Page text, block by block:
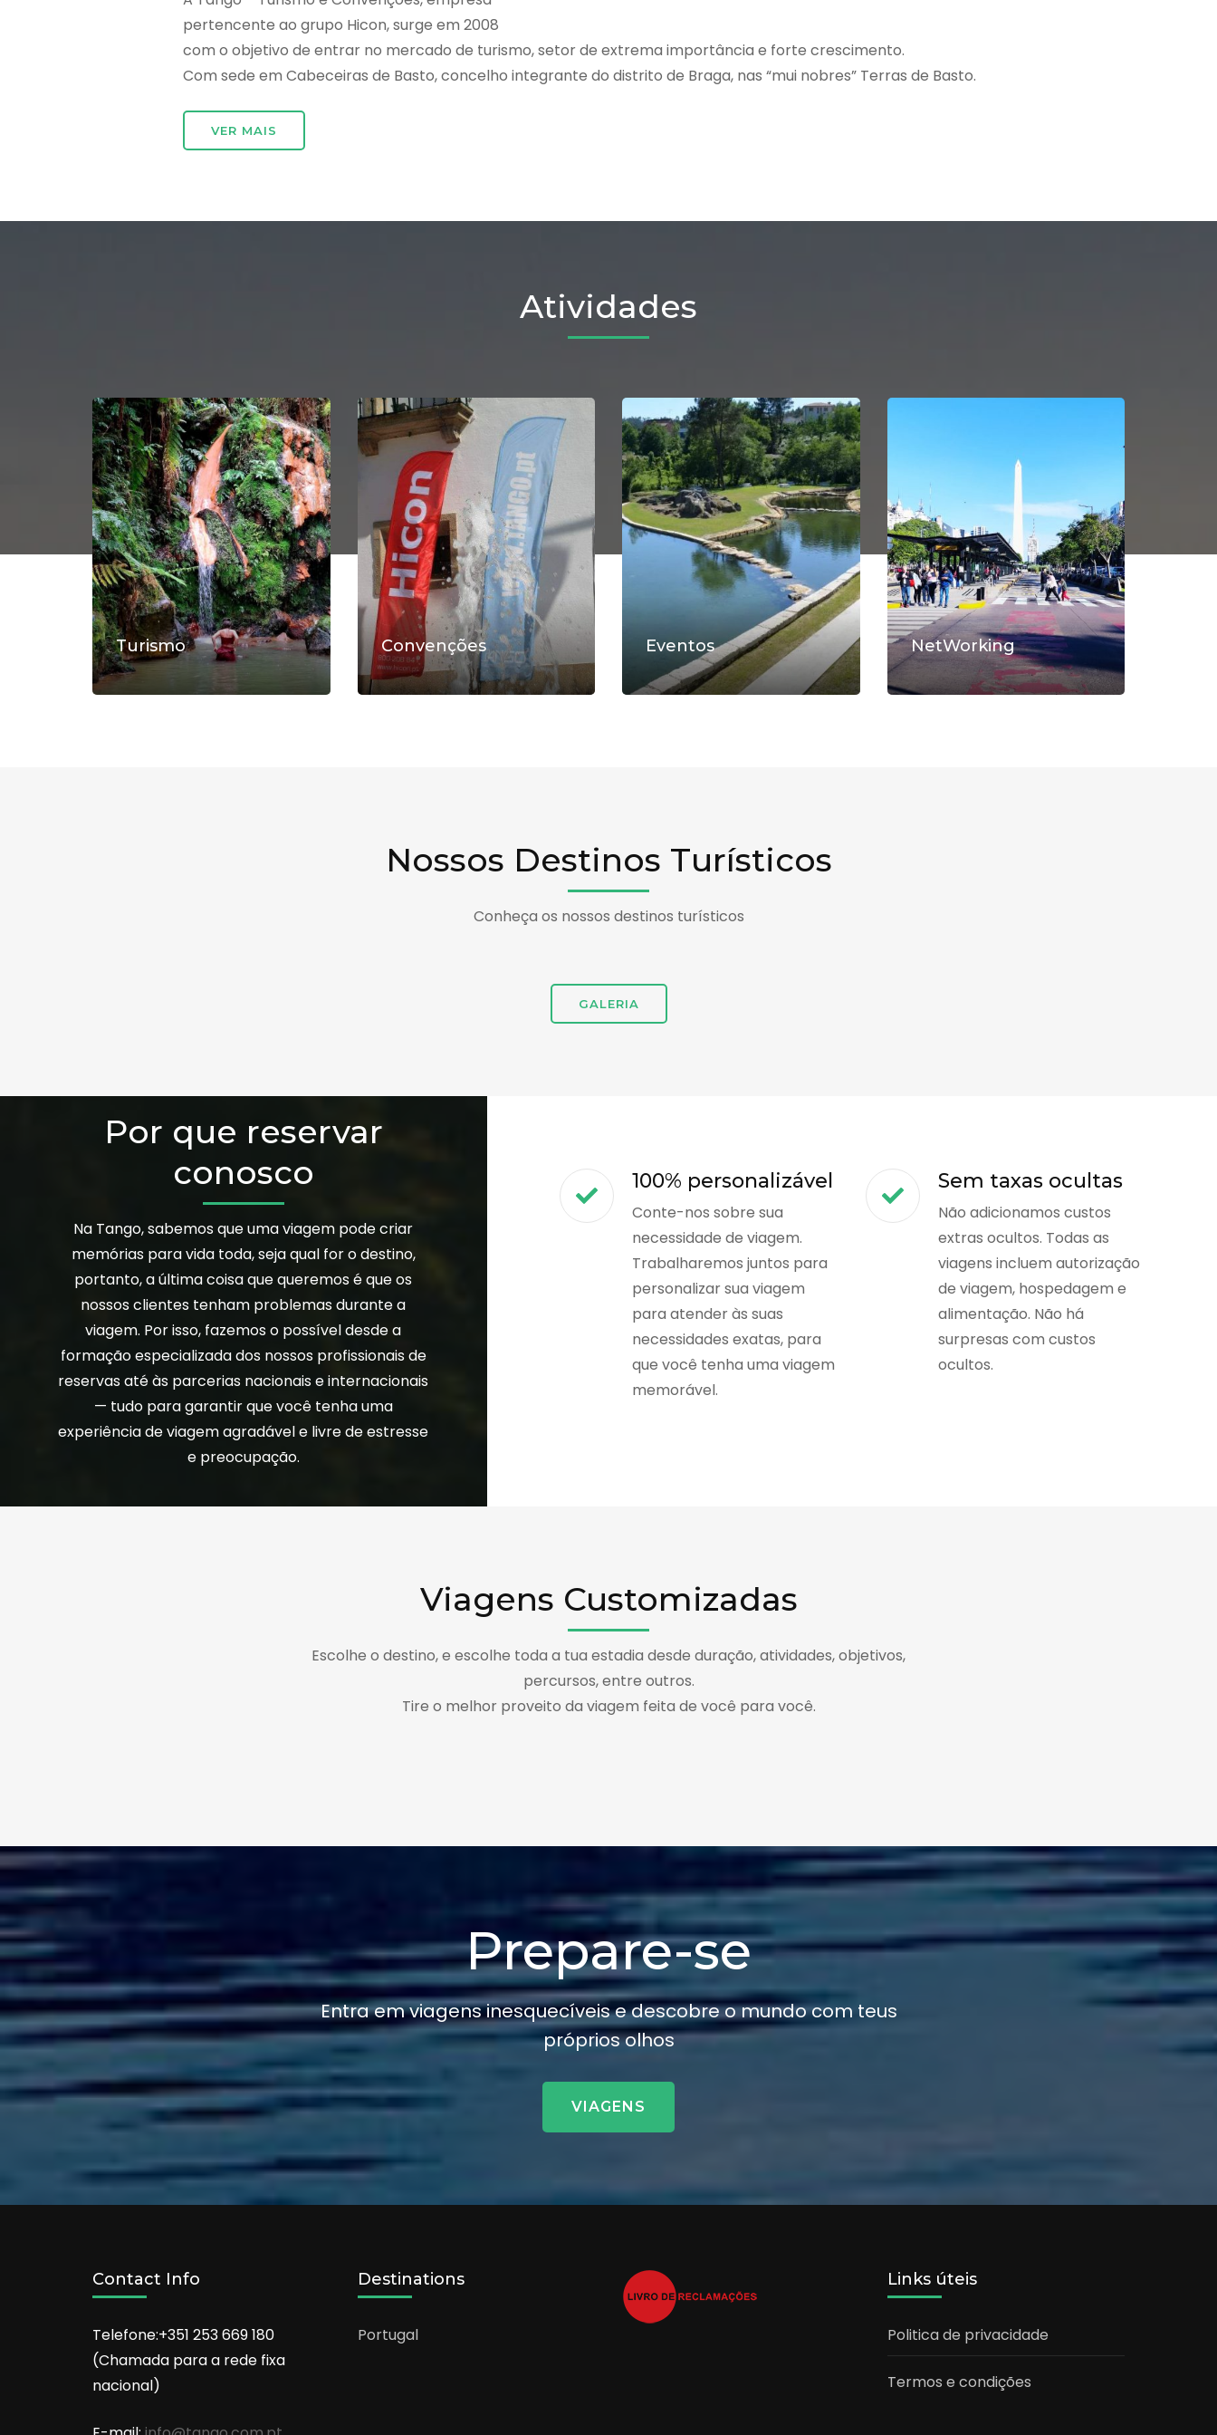
pertencente ao grupo Hicon, surge em 2008
com o objetivo de entrar no mercado de turismo, setor de extrema importância e forte crescimento.
Com sede em Cabeceiras de Basto, concelho integrante do distrito de Braga, nas “mui nobres” Terras de Basto.
VER MAIS
Atividades
Turismo Convenções Eventos NetWorking
Nossos Destinos Turísticos
Conheça os nossos destinos turísticos
GALERIA
Por que reservar
conosco
Na Tango, sabemos que uma viagem pode criar
memórias para vida toda, seja qual for o destino,
portanto, a última coisa que queremos é que os
nossos clientes tenham problemas durante a
viagem. Por isso, fazemos o possível desde a
formação especializada dos nossos profissionais de
reservas até às parcerias nacionais e internacionais
— tudo para garantir que você tenha uma
experiência de viagem agradável e livre de estresse
e preocupação.
100% personalizável
Conte-nos sobre sua
necessidade de viagem.
Trabalharemos juntos para
personalizar sua viagem
para atender às suas
necessidades exatas, para
que você tenha uma viagem
memorável.
Sem taxas ocultas
Não adicionamos custos
extras ocultos. Todas as
viagens incluem autorização
de viagem, hospedagem e
alimentação. Não há
surpresas com custos
ocultos.
Viagens Customizadas
Escolhe o destino, e escolhe toda a tua estadia desde duração, atividades, objetivos,
percursos, entre outros.
Tire o melhor proveito da viagem feita de você para você.
Prepare-se
Entra em viagens inesquecíveis e descobre o mundo com teus
próprios olhos
VIAGENS
Contact Info
Telefone:+351 253 669 180
(Chamada para a rede fixa
nacional)
Destinations
Portugal
Links úteis
Politica de privacidade
Termos e condições